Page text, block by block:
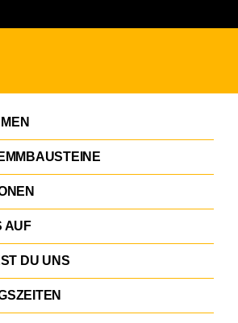
AUF
DU UNS